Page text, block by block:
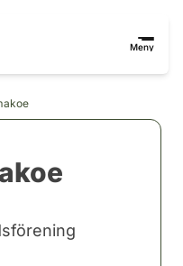
Meny